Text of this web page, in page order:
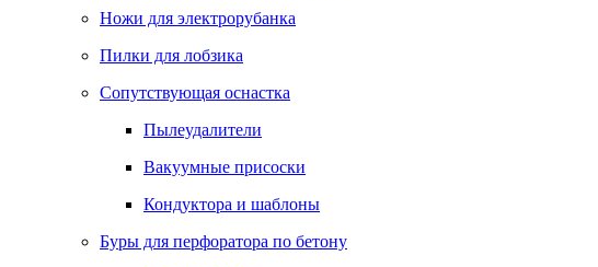
Ножи для электрорубанка
Пилки для лобзика
Сопутствующая оснастка
Пылеудалители
Вакуумные присоски
Кондуктора и шаблоны
Буры для перфоратора по бетону